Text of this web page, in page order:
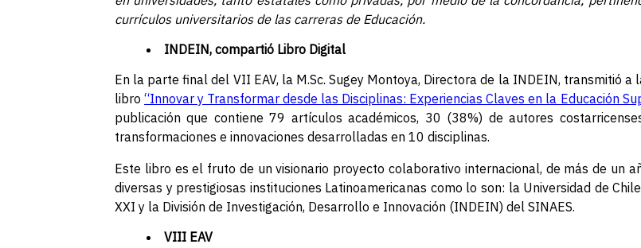
currículos universitarios de las carreras de Educación.
INDEIN, compartió Libro Digital
En la parte final del VII EAV, la M.Sc. Sugey Montoya, Directora de la INDEIN, transmitió
libro“Innovar y Transformar desde las Disciplinas: Experiencias Claves en la Educación
publicación que contiene 79 artículos académicos, 30 (38%) de autores
transformaciones e innovaciones desarrolladas en 10 disciplinas.
Este libro es el fruto de un visionario proyecto colaborativo internacional, de más de un
diversas y prestigiosas instituciones Latinoamericanas como lo son: la Universidad de
XXI y la División de Investigación, Desarrollo e Innovación (INDEIN) del SINAES.
VIII EAV